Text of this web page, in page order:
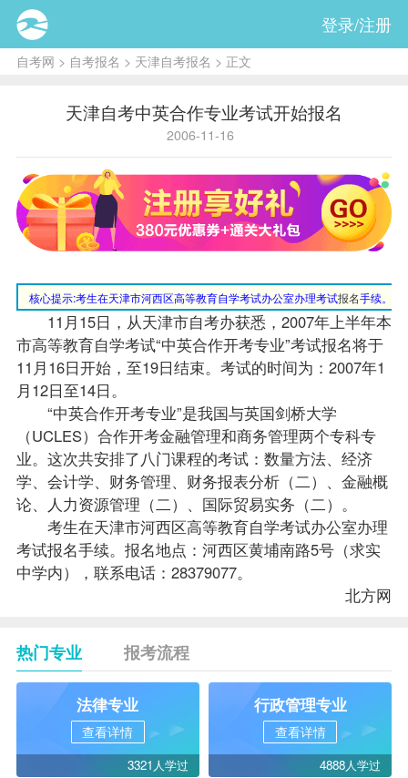
登录/注册
自考网 > 自考报名 > 天津自考报名 > 正文
天津自考中英合作专业考试开始报名
2006-11-16
核心提示:考生在天津市河西区高等教育自学考试办公室办理考试报名手续。
11月15日，从天津市自考办获悉，2007年上半年本
市高等教育自学考试“中英合作开考专业”考试报名将于
11月16日开始，至19日结束。考试的时间为：2007年1
月12日至14日。
“中英合作开考专业”是我国与英国剑桥大学
（UCLES）合作开考金融管理和商务管理两个专科专
业。这次共安排了八门课程的考试： 数量方法、经济
学、会计学、财务管理、财务报表分析（二）、金融概
论、人力资源管理（二）、国际贸易实务（二）。
考生在天津市河西区高等教育自学考试办公室办理
考试报名手续。报名地点：河西区黄埔南路5号（求实
中学内），联系电话：28379077。
北方网
热门专业 报考流程
法律专业
查看详情
3321人学过
行政管理专业
查看详情
4888人学过